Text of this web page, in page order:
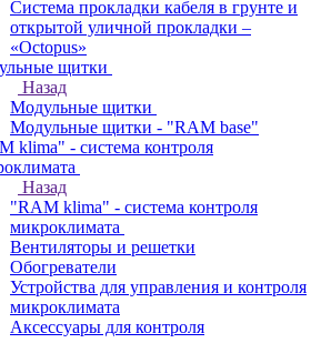
Система прокладки кабеля в грунте и
открытой уличной прокладки –
«Octopus»
щитки
Назад
Модульные щитки
Модульные щитки - "RAM base"
klima" - система контроля
Назад
"RAM klima" - система контроля
микроклимата
Вентиляторы и решетки
Обогреватели
Устройства для управления и контроля
микроклимата
Аксессуары для контроля